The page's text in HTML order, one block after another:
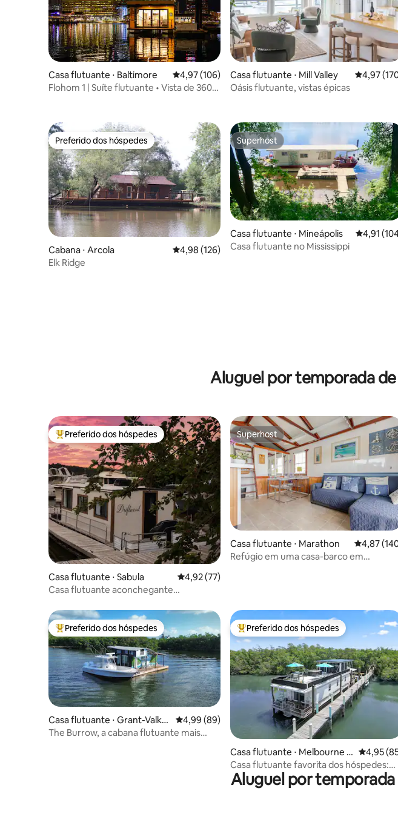
Casa flutuante ⋅ Baltimore 4,97 de uma avaliação média de 5, 106 avaliações
4,97 (106)
Flohom 1 | Suíte flutuante • Vista de 360°
Casa flutuante ⋅ Mill Valley 4,97 de
4,97
Oásis flutuante, vistas épicas
Preferido dos hóspedes
Preferido dos hóspedes
Cabana ⋅ Arcola 4,98 de uma avaliação média de 5, 126 avaliações
4,98 (126)
Elk Ridge
Superhost
Superhost
Casa flutuante ⋅ Mineápolis 4,91 de
4,91
Casa flutuante no Mississippi
Aluguel por temporada
Entre os melhores preferidos dos hóspedes
Preferido dos hóspedes
Casa flutuante ⋅ Sabula 4,92 de uma avaliação média de 5, 77 avaliações
4,92 (77)
Casa flutuante aconchegante
Superhost
Superhost
Casa flutuante ⋅ Marathon 4,87 de
4,87
Refúgio em uma casa-barco em
Entre os melhores preferidos dos hóspedes
Preferido dos hóspedes
Casa flutuante ⋅ Grant-Valkar
ia
4,99 de uma avaliação média de 5, 89 avaliações
4,99 (89)
The Burrow, a cabana flutuante mais
Entre os melhores preferidos dos
Preferido dos hóspedes
Casa flutuante ⋅ Melbourne B
each
4,95 de
4,95
Casa flutuante favorita dos hóspedes:
praia, banheira de hidromassagem e
caiaques
Aluguel por temporada